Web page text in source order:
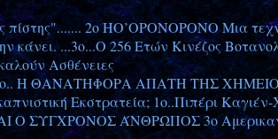
πίστης"....... 2ο HO’OPONOPONO Μια
...3ο...Ο 256 Ετών Κινέζος
Ασθένειες
..... 2ο.. Η ΘΑΝΑΤΗΦΟΡΑ ΑΠΑΤΗ ΤΗΣ
Εκστρατεία; 1o..Πιπέρι Καγιέν-
ΣΥΓΧΡΟΝΟΣ ΆΝΘΡΩΠΟΣ 3ο